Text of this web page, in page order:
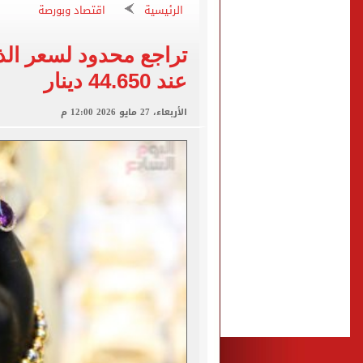
الاستعلامات تفند
تقارير: سيلتيك
محمود حميدة يحتفل بزفاف
إخلاء سبيل سائق أوبر
الرئيسية اقتصاد وبورصة
عند 44.650 دينار
الأربعاء، 27 مايو 2026 12:00 م